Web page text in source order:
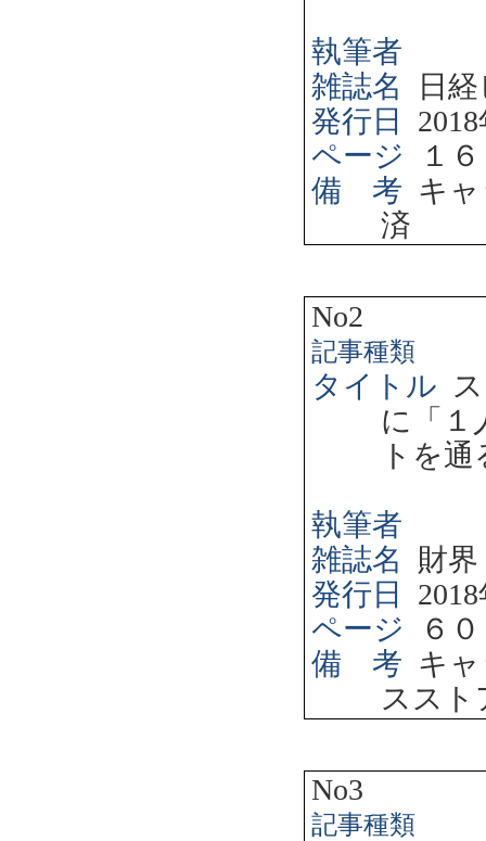
執筆者
雑誌名
日
発行日
2018
ページ
１
備 考 キ
済
No2
記事種類
タイトル
に「
トを
執筆者
雑誌名
財界
発行日
2018
ページ
６
備 考 キ
ススト
No3
記事種類